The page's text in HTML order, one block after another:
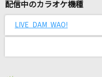
カイト
[オリカラ]離したくは
配信中のカラオケ機種
LIVE DAM WAO!